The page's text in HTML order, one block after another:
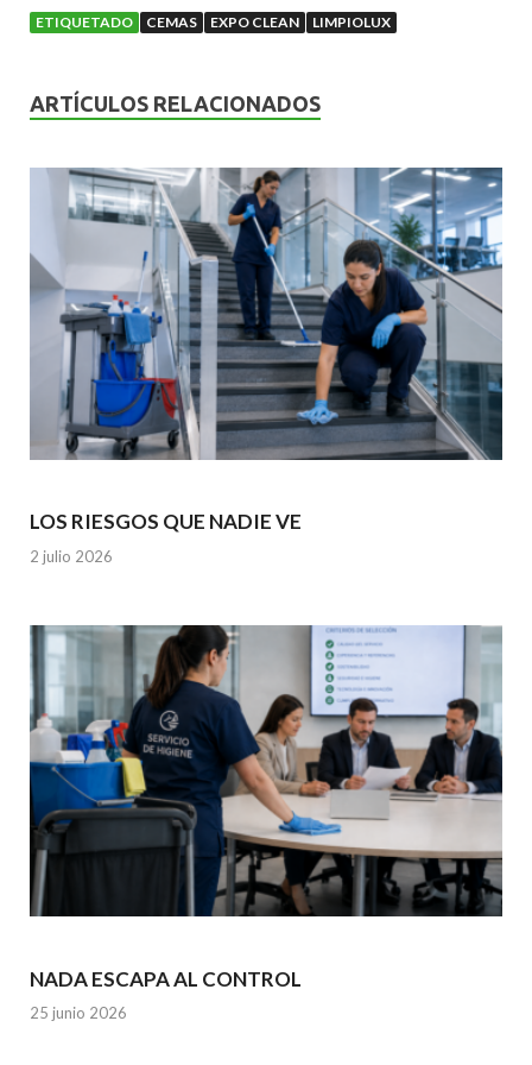
e
o
o
k
itt ai at
A
p
p
ke
n
ETIQUETADO CEMAS EXPO CLEAN LIMPIOLUX
ARTÍCULOS RELACIONADOS
LOS RIESGOS QUE NADIE VE
2 julio 2026
NADA ESCAPA AL CONTROL
25 junio 2026